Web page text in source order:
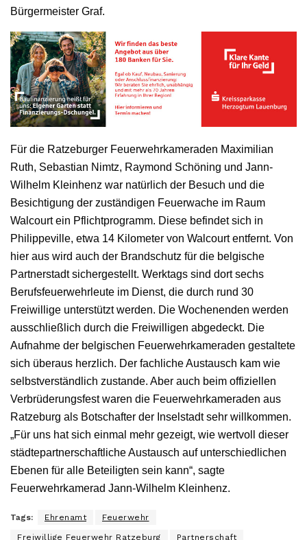
Bürgermeister Graf.
Für die Ratzeburger Feuerwehrkameraden Maximilian
Ruth, Sebastian Nimtz, Raymond Schöning und Jann-
Wilhelm Kleinhenz war natürlich der Besuch und die
Besichtigung der zuständigen Feuerwache im Raum
Walcourt ein Pflichtprogramm. Diese befindet sich in
Philippeville, etwa 14 Kilometer von Walcourt entfernt. Von
hier aus wird auch der Brandschutz für die belgische
Partnerstadt sichergestellt. Werktags sind dort sechs
Berufsfeuerwehrleute im Dienst, die durch rund 30
Freiwillige unterstützt werden. Die Wochenenden werden
ausschließlich durch die Freiwilligen abgedeckt. Die
Aufnahme der belgischen Feuerwehrkameraden gestaltete
sich überaus herzlich. Der fachliche Austausch kam wie
selbstverständlich zustande. Aber auch beim offiziellen
Verbrüderungsfest waren die Feuerwehrkameraden aus
Ratzeburg als Botschafter der Inselstadt sehr willkommen.
„Für uns hat sich einmal mehr gezeigt, wie wertvoll dieser
städtepartnerschaftliche Austausch auf unterschiedlichen
Ebenen für alle Beteiligten sein kann“, sagte
Feuerwehrkamerad Jann-Wilhelm Kleinhenz.
Tags: Ehrenamt Feuerwehr
Freiwillige Feuerwehr Ratzeburg Partnerschaft